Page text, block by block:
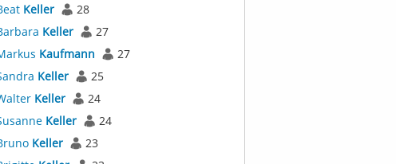
Keller
28
Keller
27
Kaufmann
27
Keller
25
Keller
24
Keller
24
Keller
23